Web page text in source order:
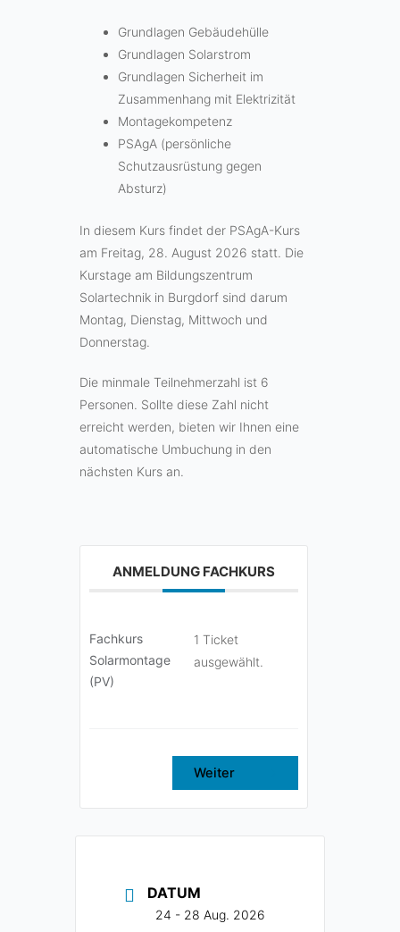
Grundlagen Gebäudehülle
Grundlagen Solarstrom
Grundlagen Sicherheit im
Zusammenhang mit Elektrizität
Montagekompetenz
PSAgA (persönliche
Schutzausrüstung gegen
Absturz)
In diesem Kurs findet der PSAgA-Kurs
am Freitag, 28. August 2026 statt. Die
Kurstage am Bildungszentrum
Solartechnik in Burgdorf sind darum
Montag, Dienstag, Mittwoch und
Donnerstag.
Die minmale Teilnehmerzahl ist 6
Personen. Sollte diese Zahl nicht
erreicht werden, bieten wir Ihnen eine
automatische Umbuchung in den
nächsten Kurs an.
ANMELDUNG FACHKURS
Fachkurs
Solarmontage
(PV)
1 Ticket
ausgewählt.
Weiter
DATUM
24 - 28 Aug. 2026